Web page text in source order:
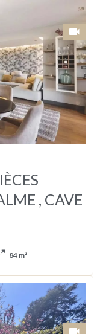
, CAVE
84 m²